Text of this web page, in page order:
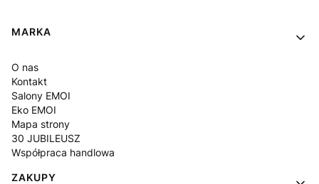
Linki w stopce
MARKA
O nas
Kontakt
Salony EMOI
Eko EMOI
Mapa strony
30 JUBILEUSZ
Współpraca handlowa
ZAKUPY